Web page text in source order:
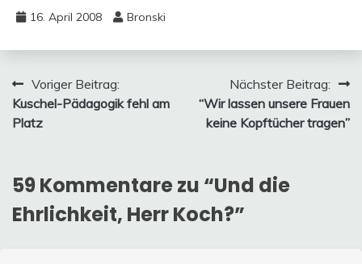
16. April 2008 Bronski
Beitragsnavigation
Voriger Beitrag:
Kuschel-Pädagogik fehl am
Platz
Nächster Beitrag:
“Wir lassen unsere Frauen
keine Kopftücher tragen”
59 Kommentare zu “Und die
Ehrlichkeit, Herr Koch?”